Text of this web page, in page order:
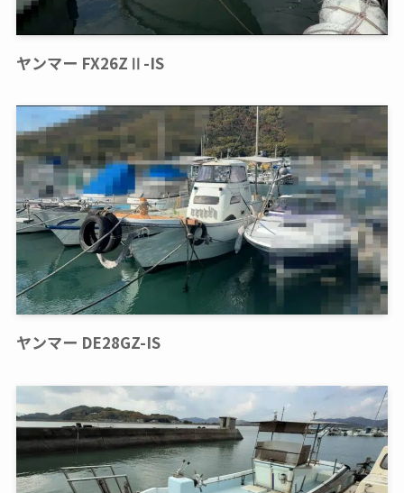
ヤンマー FX26ZⅡ-IS
ヤンマー DE28GZ-IS